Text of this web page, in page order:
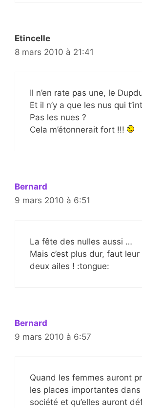
Etincelle
8 mars 2010 à 21:41
Il n’en rate pas une, le
Et il n’y a que les nus qui
Pas les nues ?
Cela m’étonnerait fort !!!
Bernard
9 mars 2010 à 6:51
La fête des nulles aussi …
Mais c’est plus dur, faut
deux ailes ! :tongue:
Bernard
9 mars 2010 à 6:57
Quand les femmes auront
les places importantes
société et qu’elles auront